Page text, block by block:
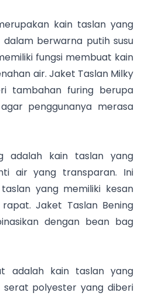
kain taslan yang
dalam berwarna putih susu
fungsi membuat kain
air. Jaket Taslan Milky
tambahan furing berupa
penggunanya merasa
adalah kain taslan yang
air yang transparan. Ini
yang memiliki kesan
Jaket Taslan Bening
dengan bean bag
adalah kain taslan yang
polyester yang diberi